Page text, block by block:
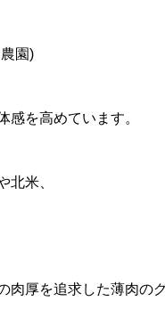
園)
感を高めています。
北米、
肉厚を追求した薄肉の